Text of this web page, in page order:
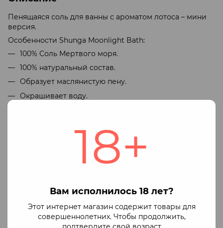
18+
Вам исполнилось 18 лет?
Этот интернет магазин содержит товары для
совершеннолетних. Чтобы продолжить,
Пенящаяся соль для ванны с ароматом лотоса – мини
версия.
Особенности Shunga Moonlight Bath:
100% Соль Мертвого моря.
100% натуральный состав.
Образует маслянистую пену.
Окрашивает воду.
проблемами кожи.
Соль, изготовленная из 100% натуральных минералов
Мертвого моря с возбуждающим ароматом лотоса,
Позвольте пузырькам ласкать вашу кожу, делая ее
близости.
Состав: Dead Sea Salts/Sels de la Mer Morte (Sodium